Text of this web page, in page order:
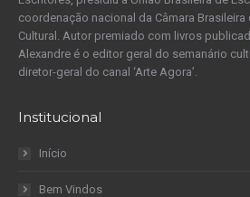
coordenação nacional da Câmara Brasileira
Cultural. Autor premiado com livros
Alexandre é o editor geral do semanário
diretor-geral do canal ‘Arte Agora’.
Institucional
Início
Bem Vindos